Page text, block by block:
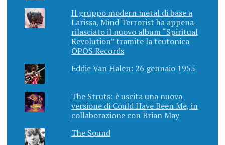
Il gruppo modern metal di base a
Larissa, Mind Terrorist ha appena
rilasciato il nuovo album “Spiritual
Revolution” tramite la teutonica
OPOS Records
Eddie Van Halen: 26 gennaio 1955
The Struts: è uscita una nuova
versione di Could Have Been Me, in
collaborazione con Brian May
The Sound